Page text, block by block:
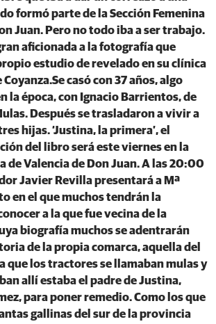
formó parte de la Sección Femenina
Juan. Pero no todo iba a ser trabajo.
aficionada a la fotografía que
estudio de revelado en su clínica
casó con 37 años, algo
la época, con Ignacio Barrientos, de
Después se trasladaron a vivir a
hijas. ‘Justina, la primera’, el
del libro será este viernes en la
de Valencia de Don Juan. A las 20:00
Javier Revilla presentará a Mª
en el que muchos tendrán la
a la que fue vecina de la
biografía muchos se adentrarán
de la propia comarca, aquella del
que los tractores se llamaban mulas y
allí estaba el padre de Justina,
para poner remedio. Como los que
gallinas del sur de la provincia